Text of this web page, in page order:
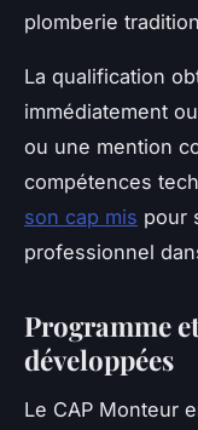
plomberie
La qualification
immédiatement
ou une mention
compétences
son cap mis pour
professionnel
Programme
développées
Le CAP Monteur